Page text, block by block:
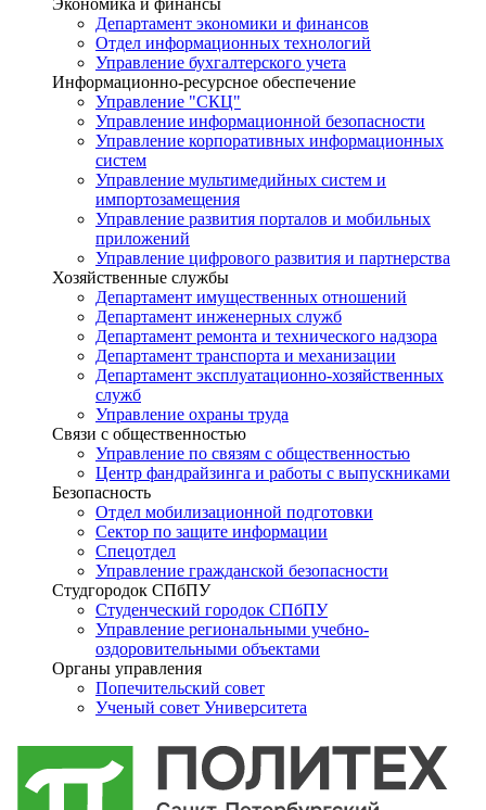
Департамент экономики и финансов
Отдел информационных технологий
Управление бухгалтерского учета
Информационно-ресурсное обеспечение
Управление "СКЦ"
Управление информационной безопасности
Управление корпоративных информационных
систем
Управление мультимедийных систем и
импортозамещения
Управление развития порталов и мобильных
приложений
Управление цифрового развития и партнерства
Хозяйственные службы
Департамент имущественных отношений
Департамент инженерных служб
Департамент ремонта и технического надзора
Департамент транспорта и механизации
Департамент эксплуатационно-хозяйственных
служб
Управление охраны труда
Связи с общественностью
Управление по связям с общественностью
Центр фандрайзинга и работы с выпускниками
Безопасность
Отдел мобилизационной подготовки
Сектор по защите информации
Спецотдел
Управление гражданской безопасности
Студгородок СПбПУ
Студенческий городок СПбПУ
Управление региональными учебно-
оздоровительными объектами
Органы управления
Попечительский совет
Ученый совет Университета